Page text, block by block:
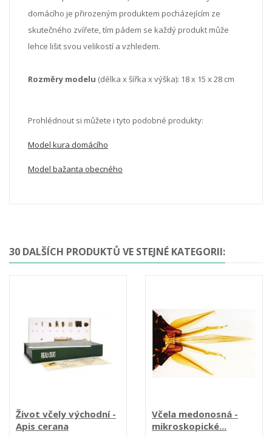
domácího je přirozeným produktem pocházejícím ze
skutečného zvířete, tím pádem se každý produkt může
lehce lišit svou velikostí a vzhledem.
Rozměry modelu (délka x šířka x výška): 18 x 15 x 28 cm
Prohlédnout si můžete i tyto podobné produkty:
Model kura domácího
Model bažanta obecného
30 DALŠÍCH PRODUKTŮ VE STEJNÉ KATEGORII:
Život včely východní -
Apis cerana
Včela medonosná -
mikroskopické...